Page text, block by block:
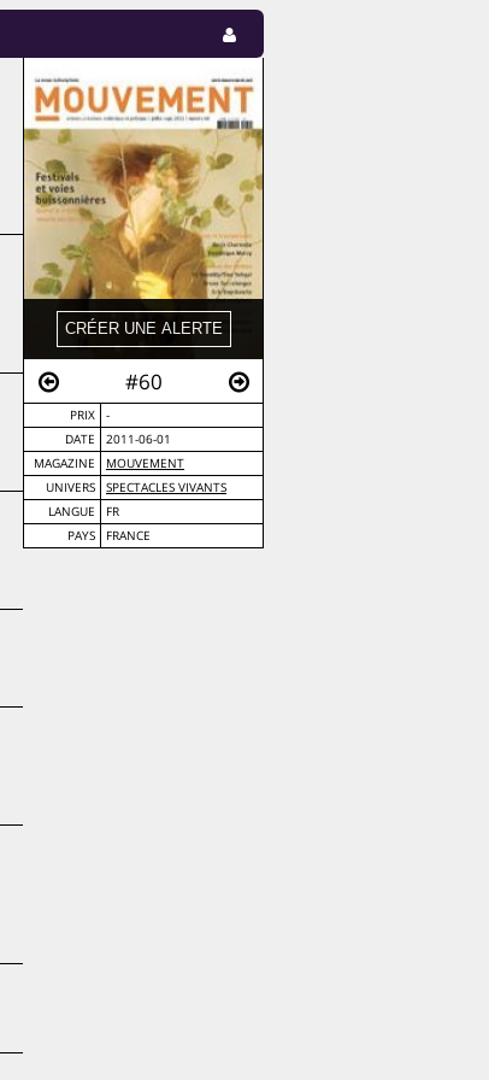
#60
PRIX
-
DATE
2011-06-01
MAGAZINE
MOUVEMENT
UNIVERS
SPECTACLES VIVANTS
LANGUE
FR
PAYS
FRANCE